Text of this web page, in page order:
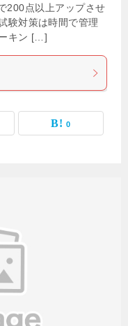
200点以上アップさせ
験対策は時間で管理
キン […]
0